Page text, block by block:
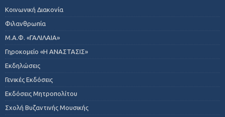
Κοινωνική Διακονία
Φιλανθρωπία
Μ.Α.Φ. «ΓΑΛΙΛΑΙΑ»
Γηροκομείο «Η ΑΝΑΣΤΑΣΙΣ»
Εκδηλώσεις
Γενικές Εκδόσεις
Εκδόσεις Μητροπολίτου
Σχολή Βυζαντινής Μουσικής